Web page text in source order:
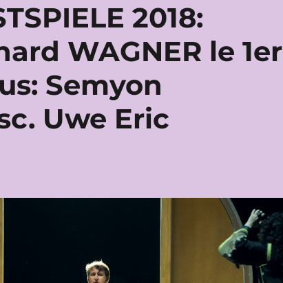
2018:
WAGNER le 1er
Semyon
Uwe Eric